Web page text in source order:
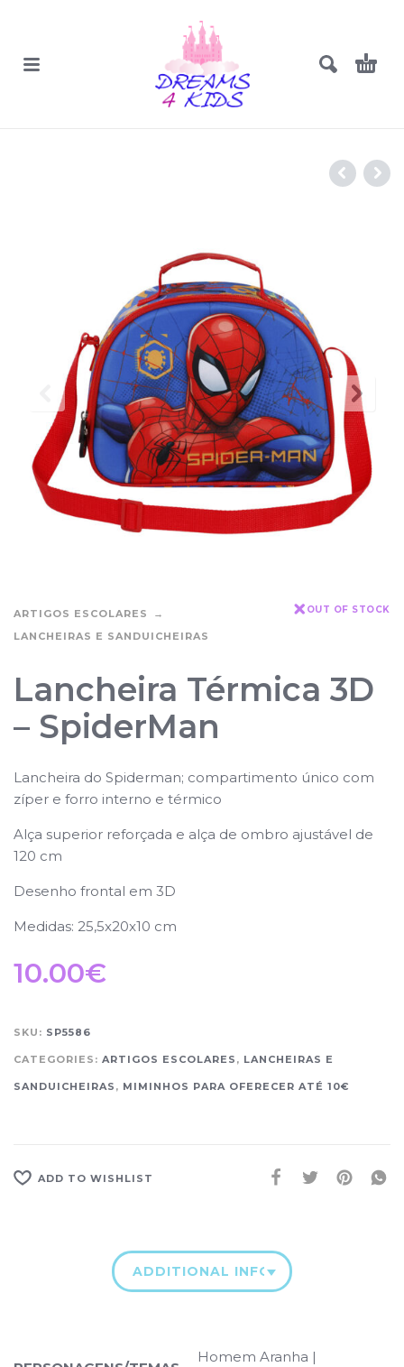
ARTIGOS ESCOLARES
LANCHEIRAS E SANDUICHEIRAS
OUT OF STOCK
Lancheira Térmica 3D
– SpiderMan
Lancheira do Spiderman; compartimento único com
zíper e forro interno e térmico
Alça superior reforçada e alça de ombro ajustável de
120 cm
Desenho frontal em 3D
Medidas: 25,5x20x10 cm
10.00€
SKU: SP5586
CATEGORIES: ARTIGOS ESCOLARES , LANCHEIRAS E
SANDUICHEIRAS , MIMINHOS PARA OFERECER ATÉ 10€
ADD TO WISHLIST
ADDITIONAL INFORMATION
Homem Aranha |